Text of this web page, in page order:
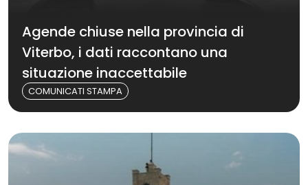
Agende chiuse nella provincia di
Viterbo, i dati raccontano una
situazione inaccettabile
COMUNICATI STAMPA